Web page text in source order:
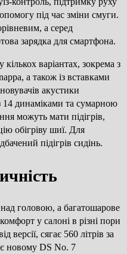
під час зміни смуги.
а серед
зарядка для смартфона.
варіантах, зокрема з
а також із вставками
акустики
14 динаміками та сумарною
можуть мати підігрів,
обігріву шиї. Для
підігрів сидінь.
головою, а багатошарове
у салоні в різні пори
версії, сягає 560 літрів за
новому DS No. 7